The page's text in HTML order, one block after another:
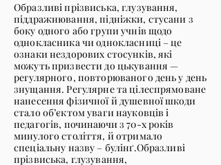
Образливі прізвиська, глузування,
піддражнювання, підніжки, стусани з
боку одного або групи учнів щодо
однокласника чи однокласниці – це
ознаки нездорових стосунків, які
можуть призвести до цькування —
регулярного, повторюваного день у день
знущання. Регулярне та цілеспрямоване
нанесення фізичної й душевної шкоди
стало об’єктом уваги науковців і
педагогів, починаючи з 70-х років
минулого століття, й отримало
спеціальну назву – булінґ.Образливі
прізвиська, глузування,